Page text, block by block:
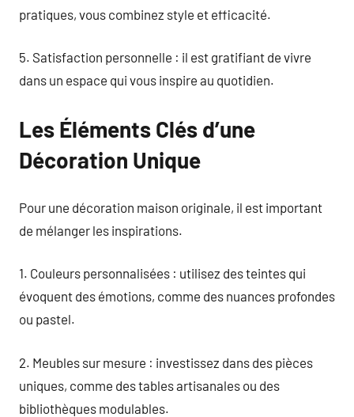
pratiques, vous combinez style et efficacité.
5. Satisfaction personnelle : il est gratifiant de vivre
dans un espace qui vous inspire au quotidien.
Les Éléments Clés d’une
Décoration Unique
Pour une décoration maison originale, il est important
de mélanger les inspirations.
1. Couleurs personnalisées : utilisez des teintes qui
évoquent des émotions, comme des nuances profondes
ou pastel.
2. Meubles sur mesure : investissez dans des pièces
uniques, comme des tables artisanales ou des
bibliothèques modulables.